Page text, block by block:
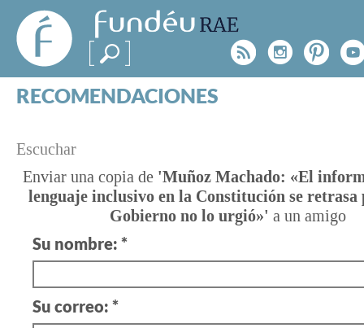
FundéuRAE
- Fundación
del Español
Urgente
Rss
RECOMENDACIONES
ESPECIALES
BLOG
NOTICIAS
SOBRE LA FUNDÉURAE
y la Real Academia Española, cuyo objetivo es
el buen uso del español en los medios de
¿TIENES
UNA
DUDA?
Consúltanos
Escuchar
Enviar una copia de 'Muñoz Machado: «El
lenguaje inclusivo en la Constitución se retrasa
Gobierno no lo urgió»' a un amigo
Su nombre: *
Su correo: *